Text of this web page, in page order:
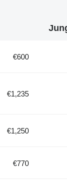
€600
€1,235
€1,250
€770